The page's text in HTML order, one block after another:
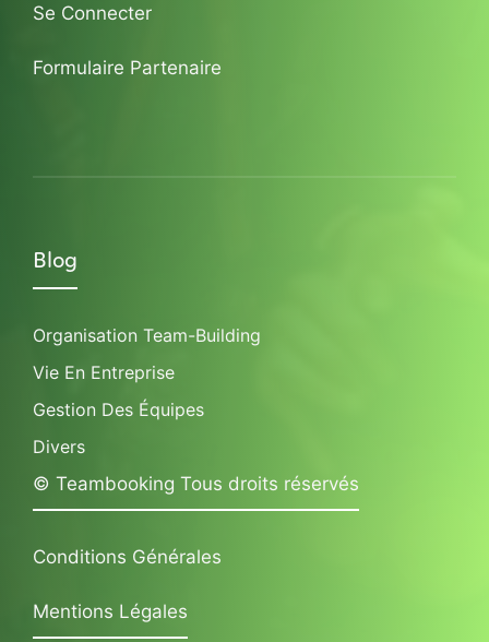
Se Connecter
Formulaire Partenaire
Blog
Organisation Team-Building
Vie En Entreprise
Gestion Des Équipes
Divers
© Teambooking Tous droits réservés
Conditions Générales
Mentions Légales